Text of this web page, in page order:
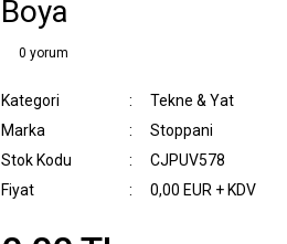
Boya
0 yorum
Kategori
Tekne & Yat
Marka
Stoppani
Stok Kodu
CJPUV578
Fiyat
0,00 EUR + KDV